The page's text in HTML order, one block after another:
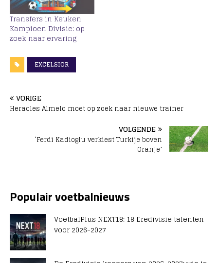
Transfers in Keuken
Kampioen Divisie: op
zoek naar ervaring
EXCELSIOR
VORIGE
Heracles Almelo moet op zoek naar nieuwe trainer
VOLGENDE
‘Ferdi Kadioglu verkiest Turkije boven
Oranje’
Populair voetbalnieuws
VoetbalPlus NEXT18: 18 Eredivisie talenten
voor 2026-2027